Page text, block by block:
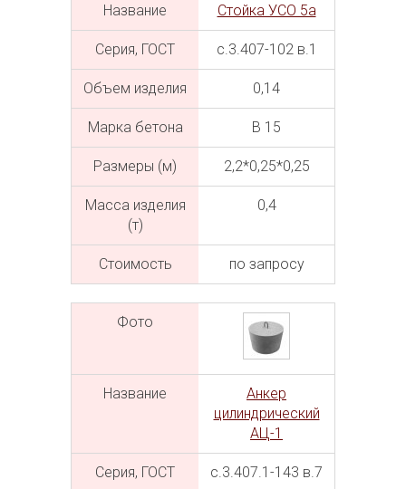
Название Стойка УСО 5а
Серия, ГОСТ с.3.407-102 в.1
Объем изделия 0,14
Марка бетона В 15
Размеры (м) 2,2*0,25*0,25
Масса изделия
(т)
0,4
Cтоимость по запросу
Фото
Название
Анкер
цилиндрический
АЦ-1
Серия, ГОСТ с.3.407.1-143 в.7